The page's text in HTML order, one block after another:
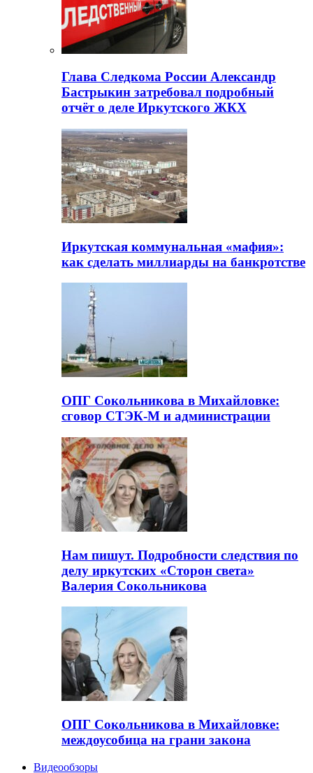
Глава Следкома России Александр
Бастрыкин затребовал подробный
отчёт о деле Иркутского ЖКХ
Иркутская коммунальная «мафия»:
как сделать миллиарды на банкротстве
ОПГ Сокольникова в Михайловке:
сговор СТЭК-М и администрации
Нам пишут. Подробности следствия по
делу иркутских «Сторон света»
Валерия Сокольникова
ОПГ Сокольникова в Михайловке:
междоусобица на грани закона
Видеообзоры